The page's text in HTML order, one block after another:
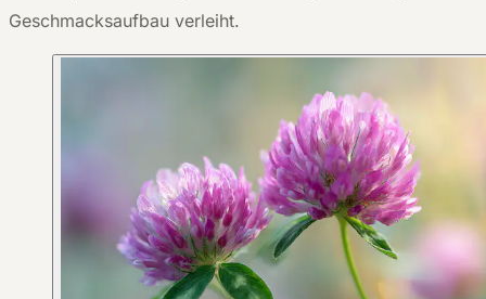
Geschmacksaufbau verleiht.